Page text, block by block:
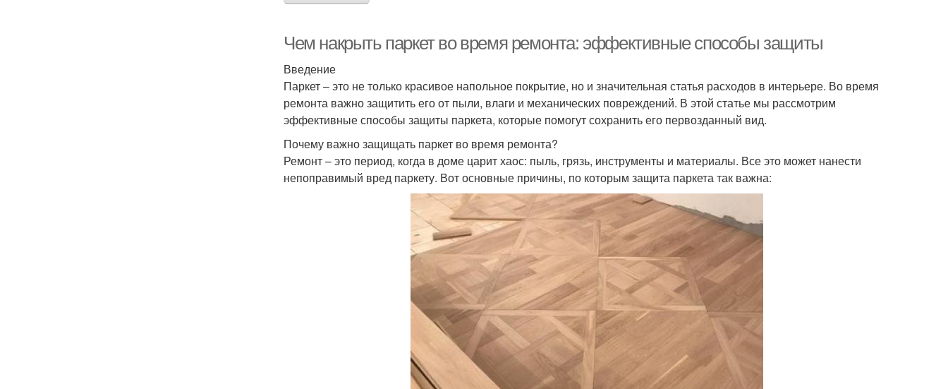
Чем накрыть паркет во время ремонта: эффективные способы защиты
Введение
Паркет – это не только красивое напольное покрытие, но и значительная статья расходов в интерьере. Во время
ремонта важно защитить его от пыли, влаги и механических повреждений. В этой статье мы рассмотрим
эффективные способы защиты паркета, которые помогут сохранить его первозданный вид.
Почему важно защищать паркет во время ремонта?
Ремонт – это период, когда в доме царит хаос: пыль, грязь, инструменты и материалы. Все это может нанести
непоправимый вред паркету. Вот основные причины, по которым защита паркета так важна: